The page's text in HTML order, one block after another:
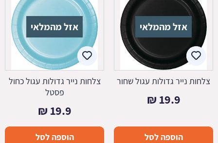
אזל מהמלאי
צלחות נייר גדולות עגול שחור
19.9
₪
הוספה לסל
אזל מהמלאי
צלחות נייר גדולות עגול כחול
פסטל
19.9
₪
הוספה לסל